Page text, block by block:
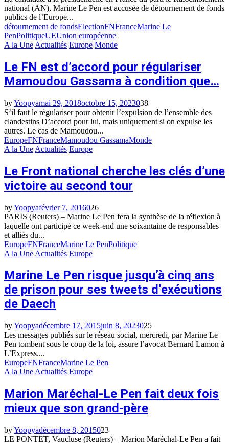
national (AN), Marine Le Pen est accusée de détournement de fonds
publics de l’Europe...
détournement de fondsElectionFNFranceMarine Le
PenPolitiqueUEUnion européenne
A la Une Actualités Europe Monde
Le FN est d’accord pour régulariser
Mamoudou Gassama à condition que…
byYoopyamai 29, 2018octobre 15, 2023038
S’il faut le régulariser pour obtenir l’expulsion de l’ensemble des
clandestins D’accord pour lui, mais uniquement si on expulse les
autres. Le cas de Mamoudou...
EuropeFNFranceMamoudou GassamaMonde
A la Une Actualités Europe
Le Front national cherche les clés d’une
victoire au second tour
byYoopyafévrier 7, 2016026
PARIS (Reuters) – Marine Le Pen fera la synthèse de la réflexion à
laquelle ont participé ce week-end une soixantaine de responsables
et alliés du...
EuropeFNFranceMarine Le PenPolitique
A la Une Actualités Europe
Marine Le Pen risque jusqu’à cinq ans
de prison pour ses tweets d’exécutions
de Daech
byYoopyadécembre 17, 2015juin 8, 2023025
Les messages publiés sur le réseau social, mercredi, par Marine Le
Pen tombent sous le coup de la loi, assure l’avocat Bernard Lamon à
L’Express....
EuropeFNFranceMarine Le Pen
A la Une Actualités Europe
Marion Maréchal-Le Pen fait deux fois
mieux que son grand-père
byYoopyadécembre 8, 2015023
LE PONTET, Vaucluse (Reuters) – Marion Maréchal-Le Pen a fait